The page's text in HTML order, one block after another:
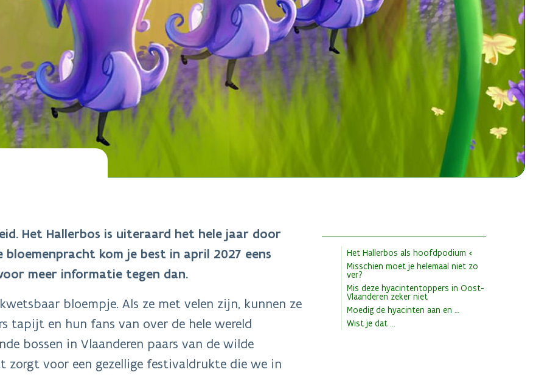
Het Hallerbos is uiteraard het hele jaar door
kom je best in april 2027 eens
meer informatie tegen dan.
bloempje. Als ze met velen zijn, kunnen ze
tapijt en hun fans van over de hele wereld
bossen in Vlaanderen paars van de wilde
zorgt voor een gezellige festivaldrukte die we in
Het Hallerbos als hoofdpodium
Misschien moet je helemaal niet zo
ver?
Mis deze hyacintentoppers in Oost-
Vlaanderen zeker niet
Moedig de hyacinten aan en …
Wist je dat ...